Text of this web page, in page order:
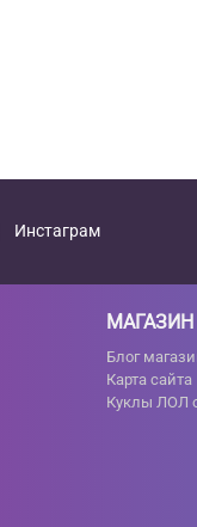
Инстаграм
МАГАЗИН
Блог
Карта сайта
Куклы ЛОЛ